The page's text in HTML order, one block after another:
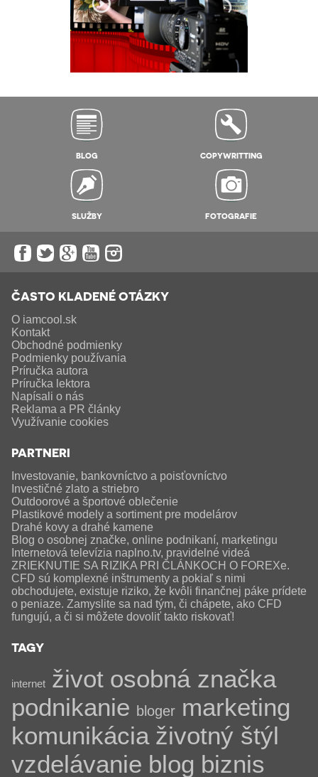
BLOG COPYWRITTING
SLUŽBY FOTOGRAFIE
ČASTO KLADENÉ OTÁZKY
O iamcool.sk
Kontakt
Obchodné podmienky
Podmienky používania
Príručka autora
Príručka lektora
Napísali o nás
Reklama a PR články
Využívanie cookies
PARTNERI
Investovanie, bankovníctvo a poisťovníctvo
Investičné zlato a striebro
Outdoorové a športové oblečenie
Plastikové modely a sortiment pre modelárov
Drahé kovy a drahé kamene
Blog o osobnej značke, online podnikaní, marketingu
Internetová televízia naplno.tv, pravidelné videá
ZRIEKNUTIE SA RIZIKA PRI ČLÁNKOCH O FOREXe.
CFD sú komplexné inštrumenty a pokiaľ s nimi
obchodujete, existuje riziko, že kvôli finančnej páke prídete
o peniaze. Zamyslite sa nad tým, či chápete, ako CFD
fungujú, a či si môžete dovoliť takto riskovať!
TAGY
internet život osobná značka
podnikanie bloger marketing
komunikácia životný štýl
vzdelávanie blog biznis